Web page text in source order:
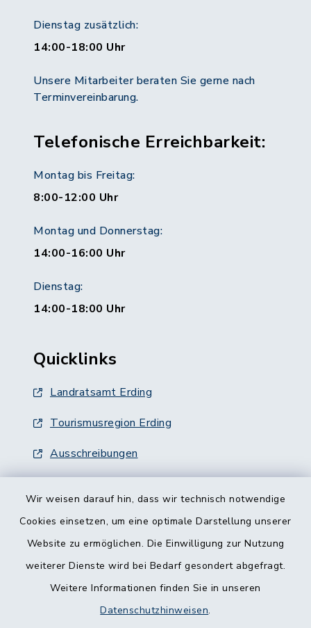
Wir weisen darauf hin, dass wir technisch notwendige
Cookies einsetzen, um eine optimale Darstellung unserer
Website zu ermöglichen. Die Einwilligung zur Nutzung
weiterer Dienste wird bei Bedarf gesondert abgefragt.
Weitere Informationen finden Sie in unseren
Datenschutzhinweisen.
Dienstag zusätzlich:
14:00-18:00 Uhr
Unsere Mitarbeiter beraten Sie gerne nach
Terminvereinbarung.
Telefonische Erreichbarkeit:
Montag bis Freitag:
8:00-12:00 Uhr
Montag und Donnerstag:
14:00-16:00 Uhr
Dienstag:
14:00-18:00 Uhr
Quicklinks
Landratsamt Erding
Tourismusregion Erding
Ausschreibungen
Barrierefreiheit